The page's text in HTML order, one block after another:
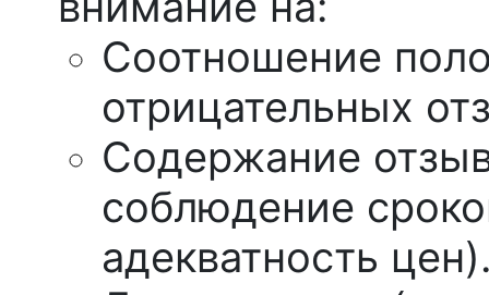
Соотношение
отрицательных
Содержание
соблюдение
адекватность